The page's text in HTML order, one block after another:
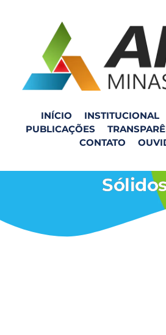
INÍCIO INSTITUCIONAL
PUBLICAÇÕES
CONTATO
Reunião Pref